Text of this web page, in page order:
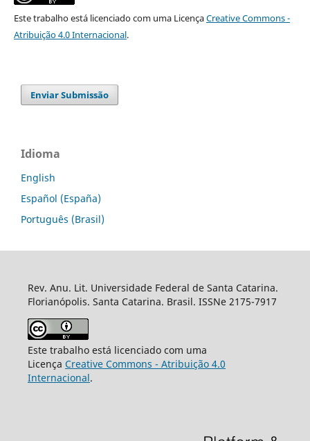
Este trabalho está licenciado com uma LicençaCreative Commons -
Atribuição 4.0 Internacional.
Enviar Submissão
Idioma
English
Español (España)
Português (Brasil)
Rev. Anu. Lit. Universidade Federal de Santa Catarina.
Florianópolis. Santa Catarina. Brasil. ISSNe 2175-7917
Este trabalho está licenciado com uma
Licença Creative Commons - Atribuição 4.0
Internacional.